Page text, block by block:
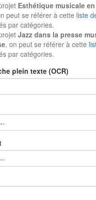
Esthétique musicale
peut se référer à cette liste
par catégories.
Jazz dans la presse
, on peut se référer à cette
par catégories.
plein texte (OCR)